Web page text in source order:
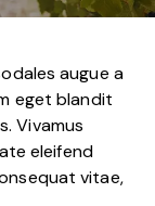
eget blandit
Vivamus
eleifend
vitae,